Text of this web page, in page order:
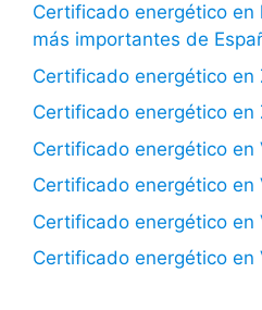
Certificado energético en
más importantes de
Certificado energético en
Certificado energético en
Certificado energético en
Certificado energético en
Certificado energético en
Certificado energético en